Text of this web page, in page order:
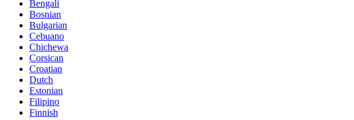
Bengali
Bosnian
Bulgarian
Cebuano
Chichewa
Corsican
Croatian
Dutch
Estonian
Filipino
Finnish